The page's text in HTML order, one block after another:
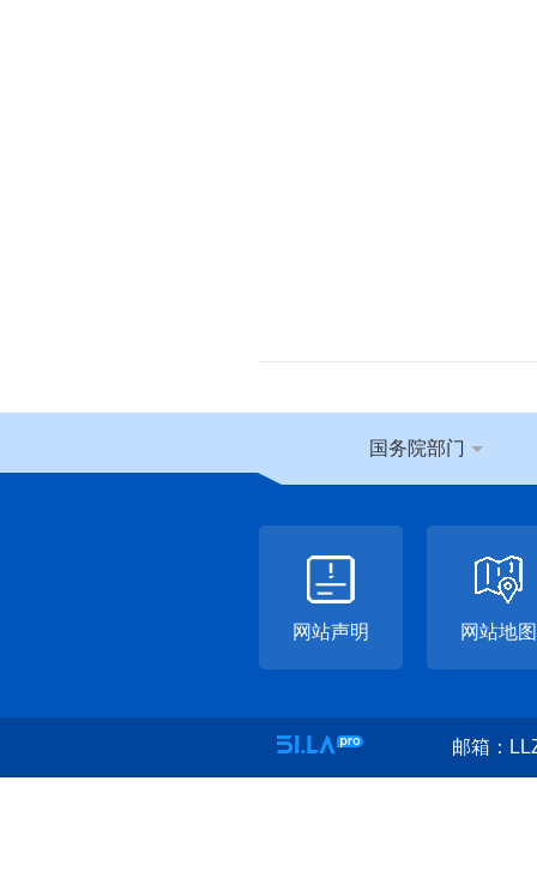
国务院部门
网站声明 网站地图
邮箱：